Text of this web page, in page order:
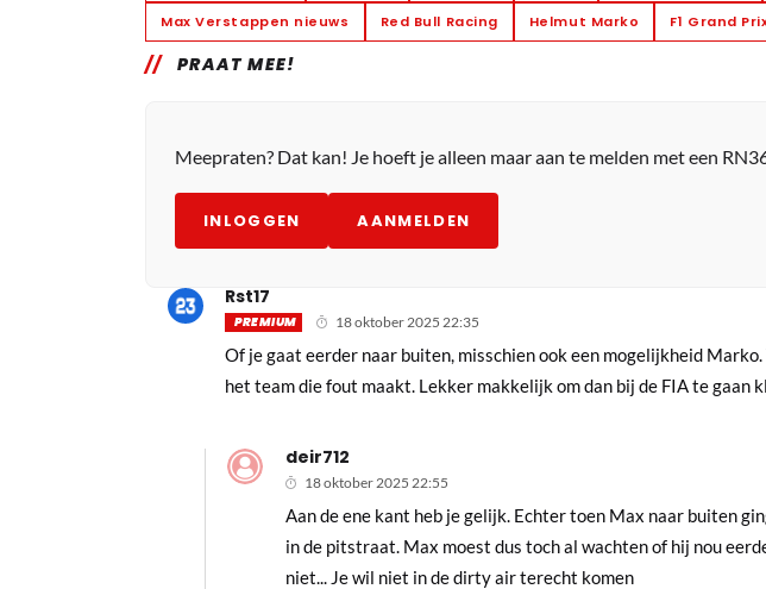
Max Verstappen nieuws Red Bull Racing Helmut Marko F1 Grand
PRAAT MEE!
Meepraten? Dat kan! Je hoeft je alleen maar aan te melden met een
INLOGGEN AANMELDEN
Rst17
PREMIUM 18 oktober 2025 22:35
Of je gaat eerder naar buiten, misschien ook een mogelijkheid
het team die fout maakt. Lekker makkelijk om dan bij de FIA te gaan
deir712
18 oktober 2025 22:55
Aan de ene kant heb je gelijk. Echter toen Max naar buiten
in de pitstraat. Max moest dus toch al wachten of hij nou
niet... Je wil niet in de dirty air terecht komen